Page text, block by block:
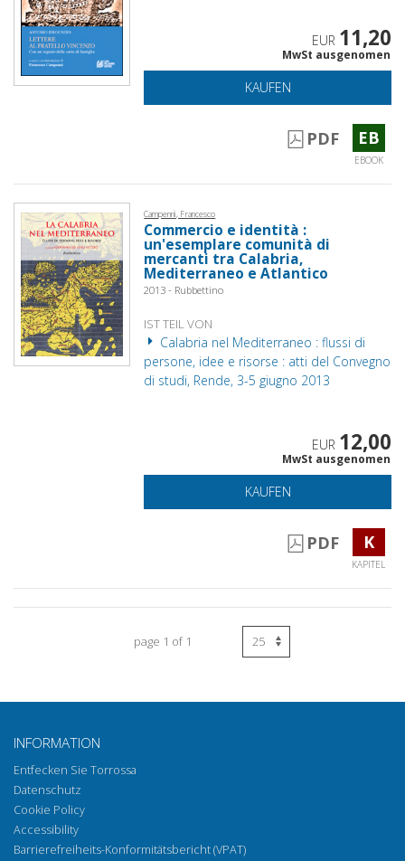
EUR 11,20
MwSt ausgenomen
KAUFEN
PDF EB
EBOOK
Campennì, Francesco
Commercio e identità :
un'esemplare comunità di
mercanti tra Calabria,
Mediterraneo e Atlantico
2013 - Rubbettino
IST TEIL VON
Calabria nel Mediterraneo : flussi di
persone, idee e risorse : atti del Convegno
di studi, Rende, 3-5 giugno 2013
EUR 12,00
MwSt ausgenomen
KAUFEN
PDF K
KAPITEL
page 1 of 1
INFORMATION
Entfecken Sie Torrossa
Datenschutz
Cookie Policy
Accessibility
Barrierefreiheits-Konformitätsbericht (VPAT)